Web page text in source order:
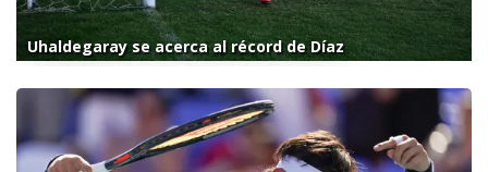
Uhaldegaray se acerca al récord de Díaz